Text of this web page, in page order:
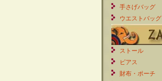
手さげバッグ
ウエストバッグ
ストール
ピアス
財布・ポーチ